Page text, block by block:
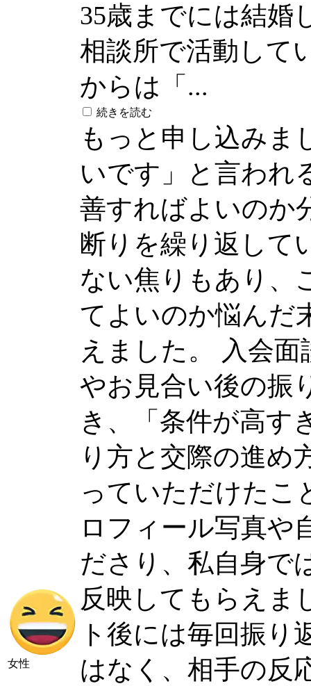
女性
35歳までには結婚
相談所で活動して
からは「...
続きを読む
もっと申し込みま
いです」と言われ
善すればよいのか
断りを繰り返して
ない焦りもあり、
てよいのか悩んだ
えました。 入会
やお見合い後の振
き、「条件が高す
り方と交際の進め
っていただけたこ
ロフィール写真や
ださり、私自身で
反映してもらえま
ト後には毎回振り
はなく、相手の反